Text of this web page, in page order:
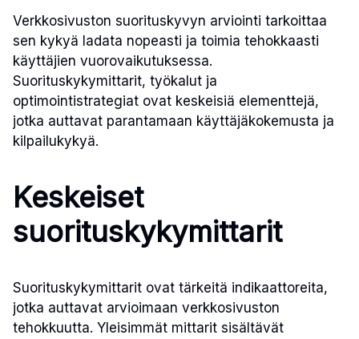
Verkkosivuston suorituskyvyn arviointi tarkoittaa
sen kykyä ladata nopeasti ja toimia tehokkaasti
käyttäjien vuorovaikutuksessa.
Suorituskykymittarit, työkalut ja
optimointistrategiat ovat keskeisiä elementtejä,
jotka auttavat parantamaan käyttäjäkokemusta ja
kilpailukykyä.
Keskeiset
suorituskykymittarit
Suorituskykymittarit ovat tärkeitä indikaattoreita,
jotka auttavat arvioimaan verkkosivuston
tehokkuutta. Yleisimmät mittarit sisältävät